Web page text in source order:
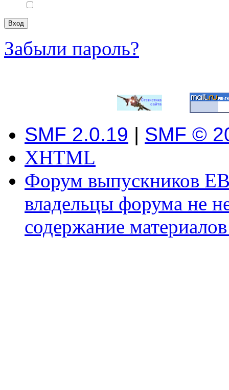
Забыли пароль?
SMF 2.0.19 | SMF ©
XHTML
Форум выпускников
владельцы форума не
содержание